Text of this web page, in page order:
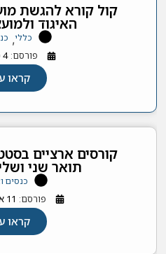
קול קורא להגשת
האיגוד
כללי,
פורסם: 4 מאי, 2026
קראו
קורסים ארציים
תואר שני
כנסים
פורסם: 11 אוגוסט, 2022
קראו